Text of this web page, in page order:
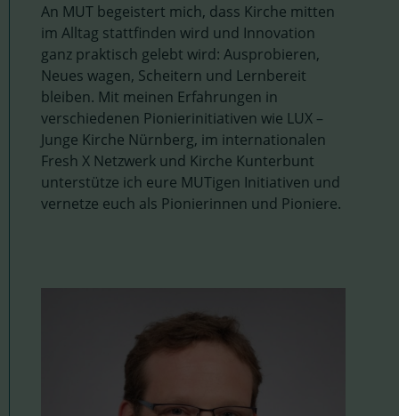
An MUT begeistert mich, dass Kirche mitten
im Alltag stattfinden wird und Innovation
ganz praktisch gelebt wird: Ausprobieren,
Neues wagen, Scheitern und Lernbereit
bleiben. Mit meinen Erfahrungen in
verschiedenen Pionierinitiativen wie LUX –
Junge Kirche Nürnberg, im internationalen
Fresh X Netzwerk und Kirche Kunterbunt
unterstütze ich eure MUTigen Initiativen und
vernetze euch als Pionierinnen und Pioniere.